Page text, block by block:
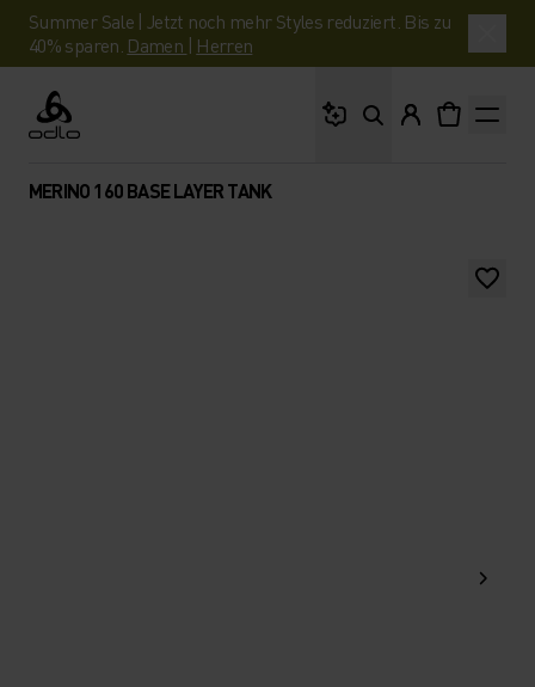
Summer Sale | Jetzt noch mehr Styles reduziert. Bis zu
40% sparen. Damen | Herren
Odlo
MERINO 160 BASE LAYER TANK